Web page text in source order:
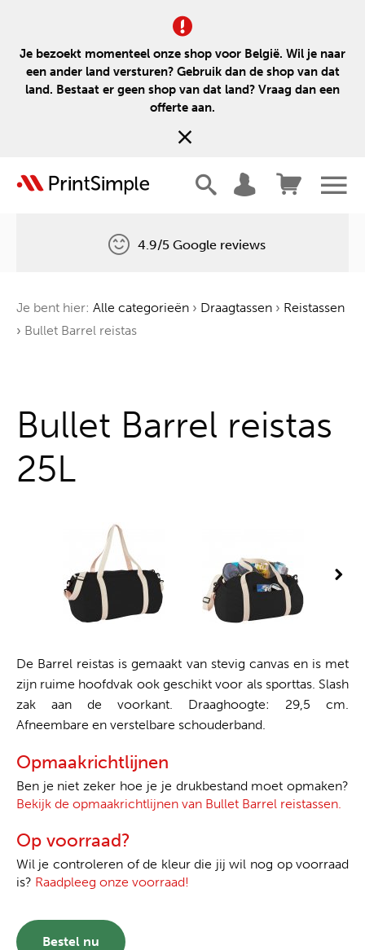
Je bezoekt momenteel onze shop voor België. Wil je naar
een ander land versturen? Gebruik dan de shop van dat
land. Bestaat er geen shop van dat land? Vraag dan een
offerte aan.
Één boom voor elke bestelling
4.9/5 Google reviews
Je bent hier: Alle categorieën › Draagtassen › Reistassen
› Bullet Barrel reistas
Bullet Barrel reistas
25L
De Barrel reistas is gemaakt van stevig canvas en is met
zijn ruime hoofdvak ook geschikt voor als sporttas. Slash
zak aan de voorkant. Draaghoogte: 29,5 cm.
Afneembare en verstelbare schouderband.
Opmaakrichtlijnen
Ben je niet zeker hoe je je drukbestand moet opmaken?
Bekijk de opmaakrichtlijnen van Bullet Barrel reistassen.
Op voorraad?
Wil je controleren of de kleur die jij wil nog op voorraad
is? Raadpleeg onze voorraad!
Bestel nu